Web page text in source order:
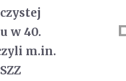
w 40.
m.in.